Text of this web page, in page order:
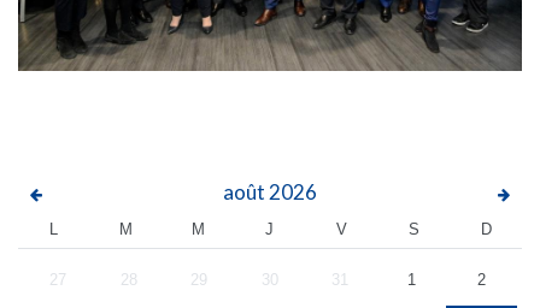
août2026
M M J V S D
27 28 29 30 31 1 2